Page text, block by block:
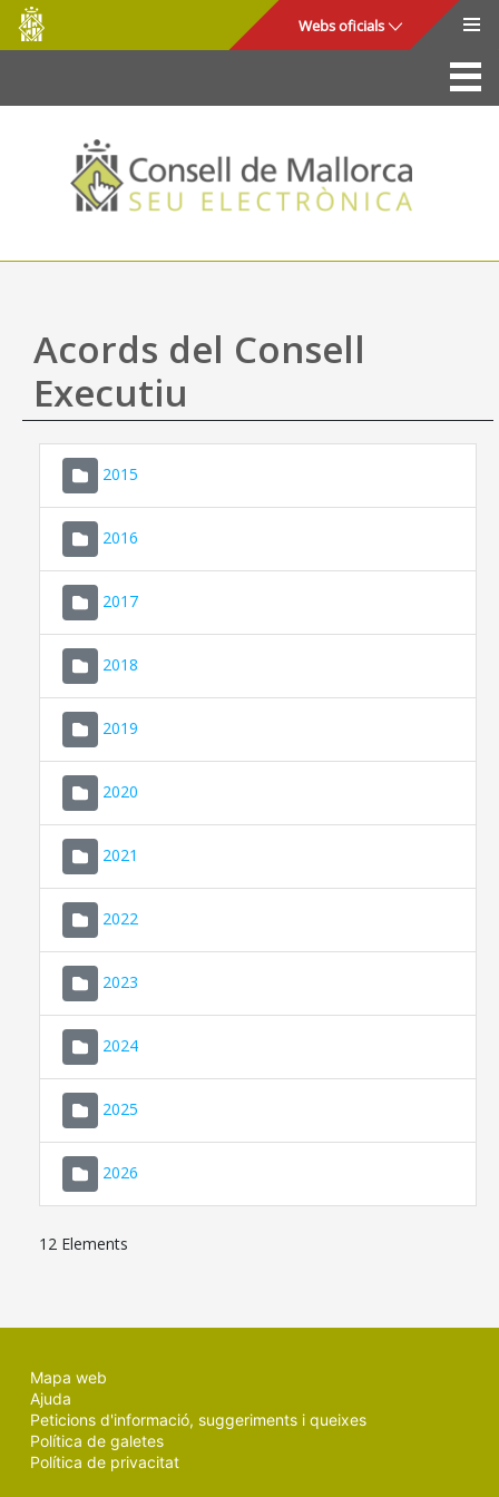
Salta al contingut principal
Consell
de
Mallorca
Webs oficials
La Seu
Consell de Mallorca
Accés i seguretat
Utilitats
Ajuda
Acords del Consell
Executiu
2015
2016
2017
2018
2019
2020
2021
2022
2023
2024
2025
2026
12 Elements
Mapa web
Ajuda
Peticions d'informació, suggeriments i queixes
Política de galetes
Política de privacitat